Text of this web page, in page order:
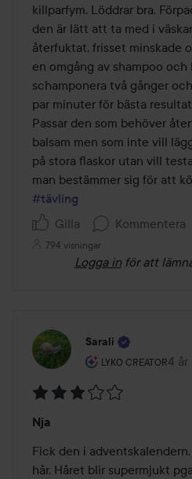
killparfym. Löddrar bra.
den är lätt att ta med i
återfuktat, frisset minskade
en omgång av shampoo
schamponera två gånger
par minuter för bästa
Passar den som behöver
balsam men som inte vill
på stora flaskor utan vill
#tävling
Gilla
Kommentera
794 visningar
Logga in för att
Sarali
LYKO CREATOR
Användarens roll:4 år
3
av
5
Nja
Fick den i
hår. Håret blir supermjukt